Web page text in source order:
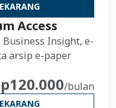
Access
Insight, e-
arsip e-paper
/bulan